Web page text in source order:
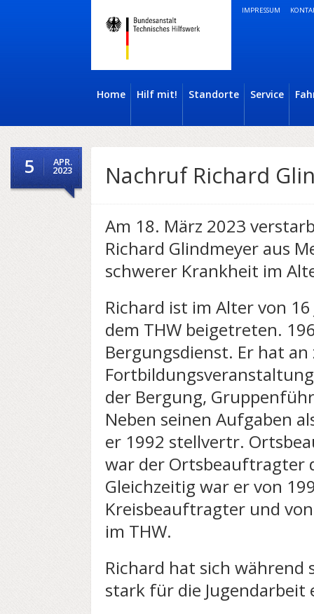
IMPRESSUM
Home Hilf mit! Standorte Service
5 APR.
2023 Nachruf Richard
Am 18. März 2023
Richard Glindmeyer aus
schwerer Krankheit im
Richard ist im Alter von
dem THW beigetreten.
Bergungsdienst. Er hat
der Bergung,
Neben seinen Aufgaben
er 1992 stellvertr.
war der Ortsbeauftragter
Gleichzeitig war er von
Kreisbeauftragter und
im THW.
Richard hat sich während
stark für die Jugendarbeit